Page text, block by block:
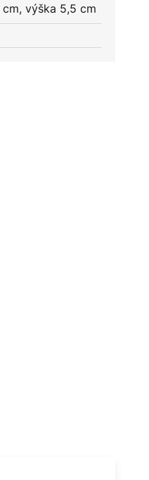
výška 5,5 cm